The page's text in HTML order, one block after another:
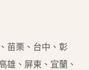
苗栗、台中、彰
雄、屏東、宜蘭、